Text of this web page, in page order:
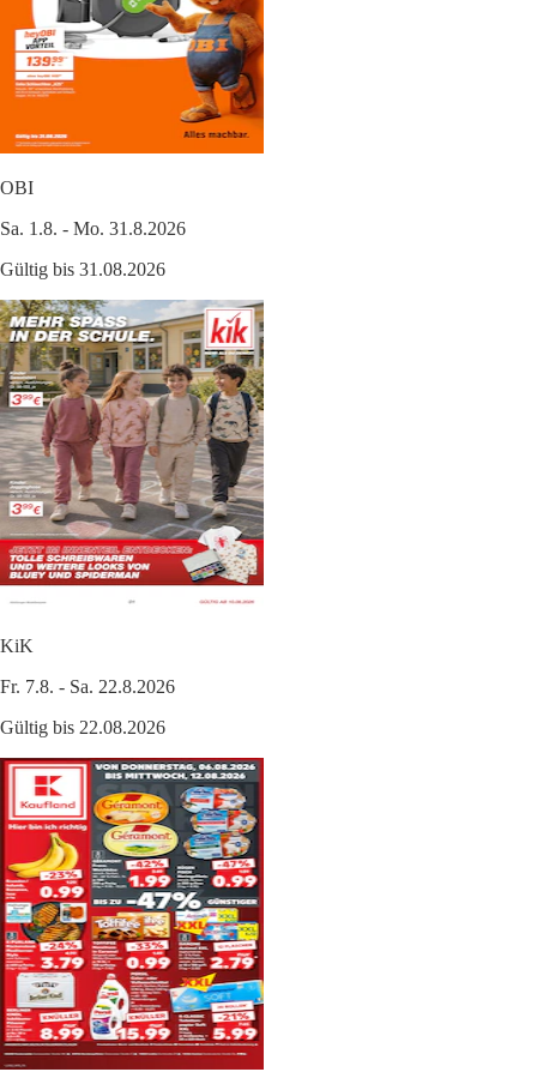
OBI
Sa. 1.8. - Mo. 31.8.2026
Gültig bis 31.08.2026
KiK
Fr. 7.8. - Sa. 22.8.2026
Gültig bis 22.08.2026